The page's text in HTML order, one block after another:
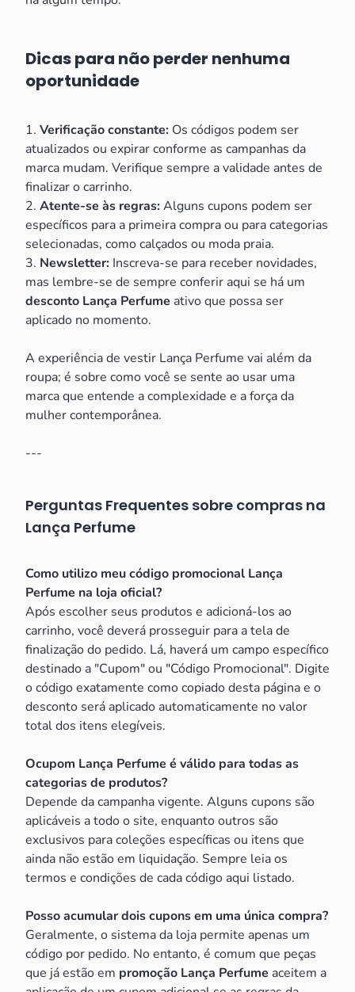
Dicas para não perder nenhuma
oportunidade
1. Verificação constante: Os códigos podem ser
atualizados ou expirar conforme as campanhas da
marca mudam. Verifique sempre a validade antes de
finalizar o carrinho.
2. Atente-se às regras:Alguns cupons podem ser
específicos para a primeira compra ou para categorias
selecionadas, como calçados ou moda praia.
3. Newsletter: Inscreva-se para receber novidades,
mas lembre-se de sempre conferir aqui se há um
desconto Lança Perfume ativo que possa ser
aplicado no momento.
A experiência de vestir Lança Perfume vai além da
roupa; é sobre como você se sente ao usar uma
marca que entende a complexidade e a força da
mulher contemporânea.
---
Perguntas Frequentes sobre compras na
Lança Perfume
Como utilizo meu código promocional Lança
Perfume na loja oficial?
Após escolher seus produtos e adicioná-los ao
carrinho, você deverá prosseguir para a tela de
finalização do pedido. Lá, haverá um campo específico
destinado a "Cupom" ou "Código Promocional". Digite
o código exatamente como copiado desta página e o
desconto será aplicado automaticamente no valor
total dos itens elegíveis.
Ocupom Lança Perfume é válido para todas as
categorias de produtos?
Depende da campanha vigente. Alguns cupons são
aplicáveis a todo o site, enquanto outros são
exclusivos para coleções específicas ou itens que
ainda não estão em liquidação. Sempre leia os
termos e condições de cada código aqui listado.
Posso acumular dois cupons em uma única compra?
Geralmente, o sistema da loja permite apenas um
código por pedido. No entanto, é comum que peças
que já estão em promoção Lança Perfume aceitem a